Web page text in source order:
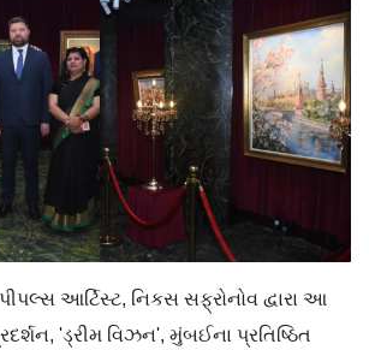
આર્ટિસ્ટ, નિકસ સફ્રોનોવ દ્વારા આ
'ડ્રીમ વિઝન', મુંબઈના પ્રતિષ્ઠિત